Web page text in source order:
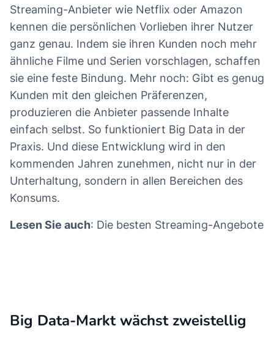
Streaming-Anbieter wie Netflix oder Amazon
kennen die persönlichen Vorlieben ihrer Nutzer
ganz genau. Indem sie ihren Kunden noch mehr
ähnliche Filme und Serien vorschlagen, schaffen
sie eine feste Bindung. Mehr noch: Gibt es genug
Kunden mit den gleichen Präferenzen,
produzieren die Anbieter passende Inhalte
einfach selbst. So funktioniert Big Data in der
Praxis. Und diese Entwicklung wird in den
kommenden Jahren zunehmen, nicht nur in der
Unterhaltung, sondern in allen Bereichen des
Konsums.
Lesen Sie auch: Die besten Streaming-Angebote
Big Data-Markt wächst zweistellig